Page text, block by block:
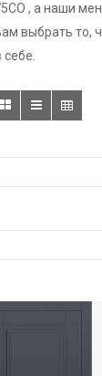
, а наши
выбрать то,